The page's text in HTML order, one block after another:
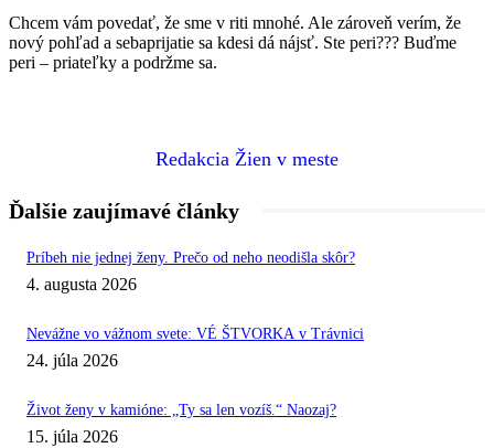
Chcem vám povedať, že sme v riti mnohé. Ale zároveň verím, že
nový pohľad a sebaprijatie sa kdesi dá nájsť. Ste peri??? Buďme
peri – priateľky a podržme sa.
Redakcia Žien v meste
Ďalšie zaujímavé články
Príbeh nie jednej ženy. Prečo od neho neodišla skôr?
4. augusta 2026
Nevážne vo vážnom svete: VÉ ŠTVORKA v Trávnici
24. júla 2026
Život ženy v kamióne: „Ty sa len vozíš.“ Naozaj?
15. júla 2026